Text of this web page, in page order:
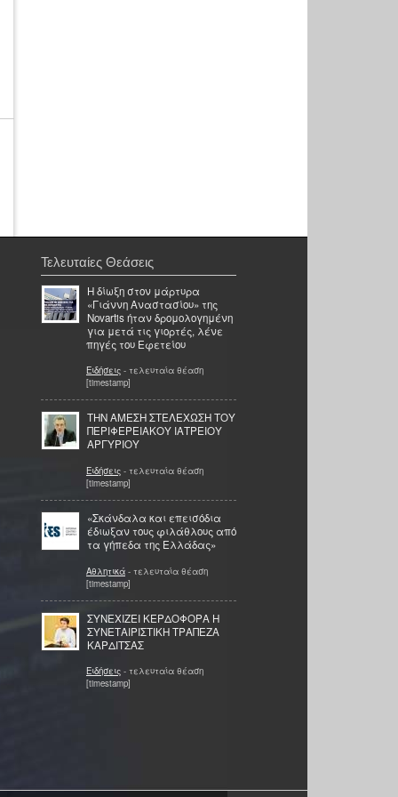
Τελευταίες Θεάσεις
Η δίωξη στον μάρτυρα
«Γιάννη Αναστασίου» της
Novartis ήταν δρομολογημένη
για μετά τις γιορτές, λένε
πηγές του Εφετείου
Ειδήσεις - τελευταία θέαση
[timestamp]
ΤΗΝ ΑΜΕΣΗ ΣΤΕΛΕΧΩΣΗ ΤΟΥ
ΠΕΡΙΦΕΡΕΙΑΚΟΥ ΙΑΤΡΕΙΟΥ
ΑΡΓΥΡΙΟΥ
Ειδήσεις - τελευταία θέαση
[timestamp]
«Σκάνδαλα και επεισόδια
έδιωξαν τους φιλάθλους από
τα γήπεδα της Ελλάδας»
Αθλητικά - τελευταία θέαση
[timestamp]
ΣΥΝΕΧΙΖΕΙ ΚΕΡΔΟΦΟΡΑ Η
ΣΥΝΕΤΑΙΡΙΣΤΙΚΗ ΤΡΑΠΕΖΑ
ΚΑΡΔΙΤΣΑΣ
Ειδήσεις - τελευταία θέαση
[timestamp]